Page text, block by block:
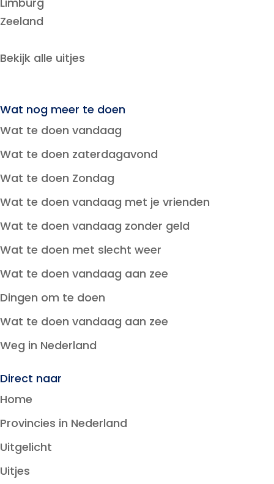
Zeeland
Bekijk alle uitjes
Wat nog meer te doen
Wat te doen vandaag
Wat te doen zaterdagavond
Wat te doen Zondag
Wat te doen vandaag met je vrienden
Wat te doen vandaag zonder geld
Wat te doen met slecht weer
Wat te doen vandaag aan zee
Dingen om te doen
Wat te doen vandaag aan zee
Weg in Nederland
Direct naar
Home
Provincies in Nederland
Uitgelicht
Uitjes